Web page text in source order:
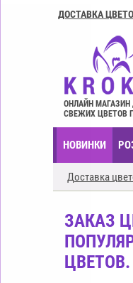
Доставка
Цветочные
доставка
ДОСТАВКА
ОНЛАЙН МАГАЗИН
СВЕЖИХ ЦВЕТОВ
НОВИНКИ
Доставка
ЗАКАЗ
ЦВЕТОВ.